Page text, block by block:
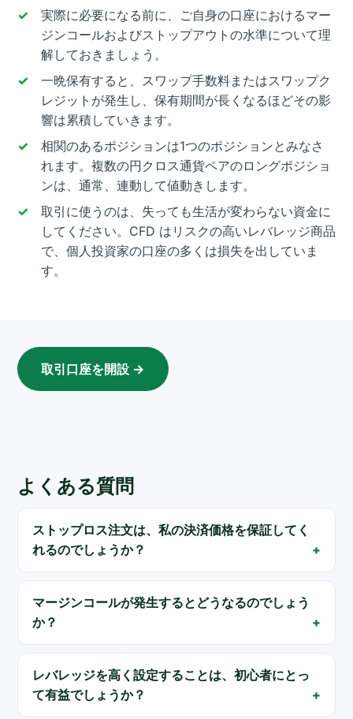
実際に必要になる前に、ご自身の口座におけるマー
ジンコールおよびストップアウトの水準について理
解しておきましょう。
一晩保有すると、スワップ手数料またはスワップク
レジットが発生し、保有期間が長くなるほどその影
響は累積していきます。
相関のあるポジションは1つのポジションとみなさ
れます。複数の円クロス通貨ペアのロングポジショ
ンは、通常、連動して値動きします。
取引に使うのは、失っても生活が変わらない資金に
してください。CFD はリスクの高いレバレッジ商品
で、個人投資家の口座の多くは損失を出していま
す。
取引口座を開設 →
よくある質問
ストップロス注文は、私の決済価格を保証してく
れるのでしょうか？
マージンコールが発生するとどうなるのでしょう
か？
レバレッジを高く設定することは、初心者にとっ
て有益でしょうか？